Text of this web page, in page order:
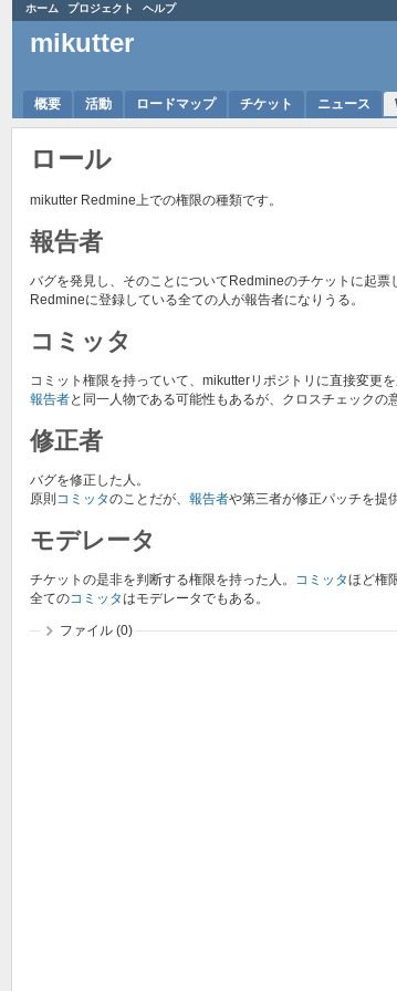
ホーム プロジェクト ヘルプ
mikutter
概要 活動 ロードマップ チケット ニュース
ロール
mikutter Redmine上での権限の種類です。
報告者
バグを発見し、そのことについてRedmineのチケットに起票
Redmineに登録している全ての人が報告者になりうる。
コミッタ
コミット権限を持っていて、mikutterリポジトリに直接変更を
報告者と同一人物である可能性もあるが、クロスチェックの
修正者
バグを修正した人。
原則コミッタのことだが、 報告者や第三者が修正パッチを提
モデレータ
チケットの是非を判断する権限を持った人。 コミッタほど権
全てのコミッタはモデレータでもある。
ファイル (0)